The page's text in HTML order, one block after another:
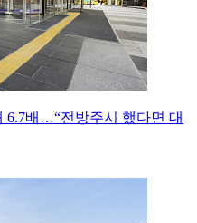
6.7배…“전방주시 했다면 대